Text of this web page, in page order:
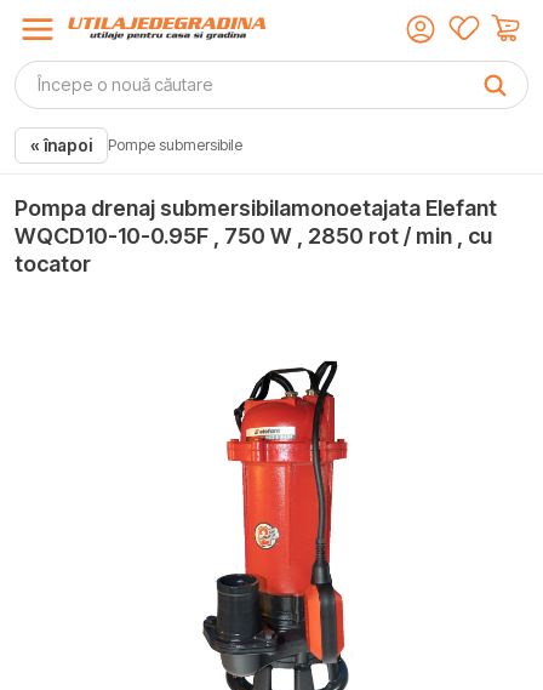
« înapoi Pompe submersibile
Pompa drenaj submersibilamonoetajata Elefant
WQCD10-10-0.95F , 750 W , 2850 rot / min , cu
tocator